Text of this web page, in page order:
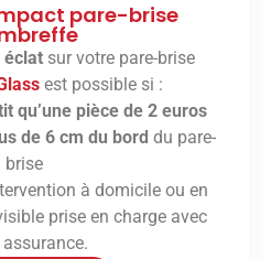
pare-brise
éclatsur votre pare-brise
est possible si :
qu’une pièce de 2 euros
de 6 cm du bord du pare-
brise
à domicile ou en
prise en charge avec